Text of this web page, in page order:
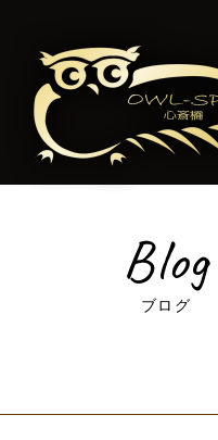
Blog
ブログ